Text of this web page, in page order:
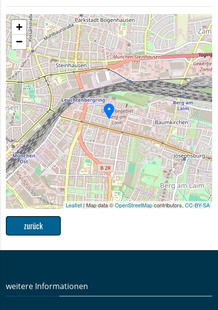
+
−
Leaflet| Map data ©OpenStreetMapcontributors,CC-BY-SA
zurück
weitere Informationen